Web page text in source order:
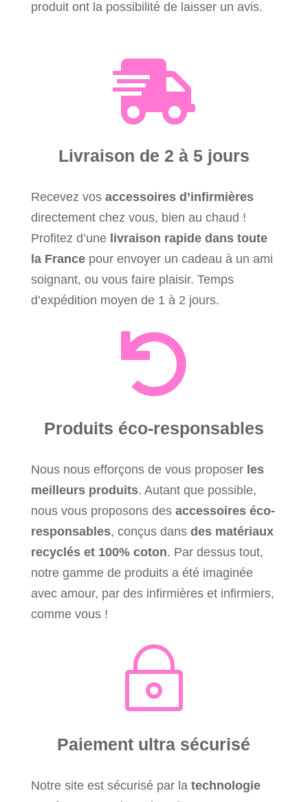
produit ont la possibilité de laisser un avis.

Livraison de 2 à 5 jours
Recevez vos accessoires d’infirmières
directement chez vous, bien au chaud !
Profitez d’une livraison rapide dans toute
la Francepour envoyer un cadeau à un ami
soignant, ou vous faire plaisir. Temps
d’expédition moyen de 1 à 2 jours.

Produits éco-responsables
Nous nous efforçons de vous proposer les
meilleurs produits. Autant que possible,
nous vous proposons des accessoires éco-
responsables, conçus dans des matériaux
recyclés et 100% coton. Par dessus tout,
notre gamme de produits a été imaginée
avec amour, par des infirmières et infirmiers,
comme vous !
~
Paiement ultra sécurisé
Notre site est sécurisé par la technologie